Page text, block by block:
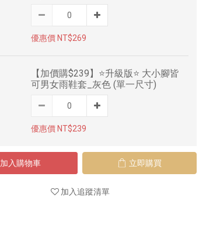
優惠價 NT$269
【加價購$239】⭐升級版⭐ 大小腳皆
可男女雨鞋套_灰色 (單一尺寸)
優惠價 NT$239
加入購物車 立即購買
加入追蹤清單